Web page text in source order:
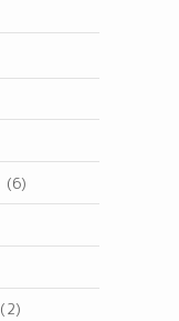
(6)
(2)